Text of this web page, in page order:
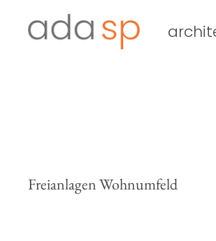
springen
Freianlagen Wohnumfeld